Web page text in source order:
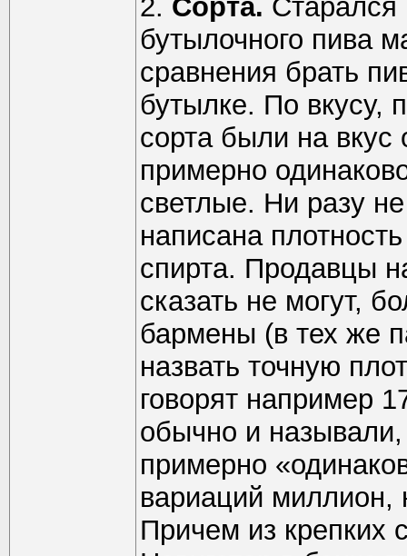
2. Сорта. Старался
бутылочного пива
сравнения брать
бутылке. По вкусу,
сорта были на вкус
примерно
светлые. Ни разу
написана
спирта. Продавцы
сказать не могут,
бармены (в тех же
назвать точную
говорят например
обычно и
примерно
вариаций миллион,
Причем из крепких